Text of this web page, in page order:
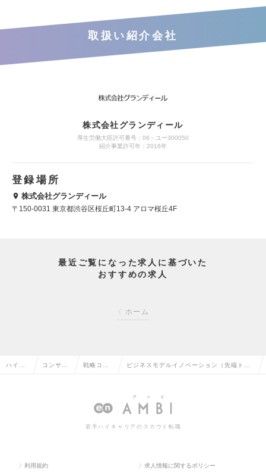
取扱い紹介会社
株式会社グランディール
厚生労働大臣許可番号：06－ユー300050
紹介事業許可年：2016年
登録場所
株式会社グランディール
〒150-0031 東京都渋谷区桜丘町13-4 アロマ桜丘4F
最近ご覧になった求人に基づいた
おすすめの求人
ホーム
ハイク コンサル 戦略コン
トの転職
ビジネスモデルイノベーション（先端トレ
ンサル未経験可の求人情報
若手ハイキャリアのスカウト転職
利用規約 求人情報に関するポリシー